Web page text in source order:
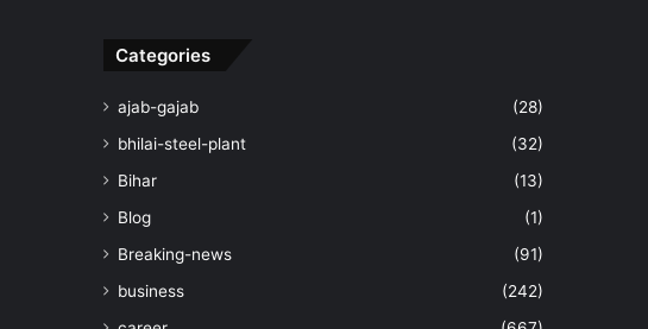
Categories
ajab-gajab
(28)
bhilai-steel-plant
(32)
Bihar
(13)
Blog
(1)
Breaking-news
(91)
business
(242)